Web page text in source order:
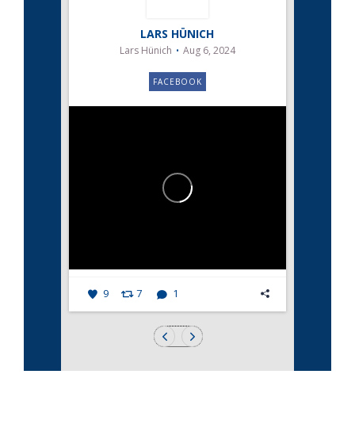
LARS HÜNICH
Lars Hünich Aug 6, 2024
FACEBOOK
9 7 1